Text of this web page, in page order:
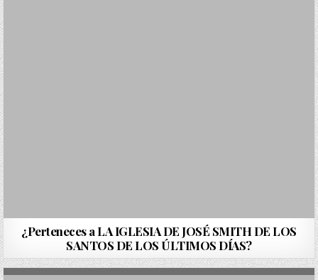
¿Perteneces a LA IGLESIA DE JOSÉ SMITH DE LOS
SANTOS DE LOS ÚLTIMOS DÍAS?